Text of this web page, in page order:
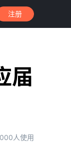
注册
届
人使用